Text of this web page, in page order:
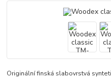
Originální finská slabovrstvá